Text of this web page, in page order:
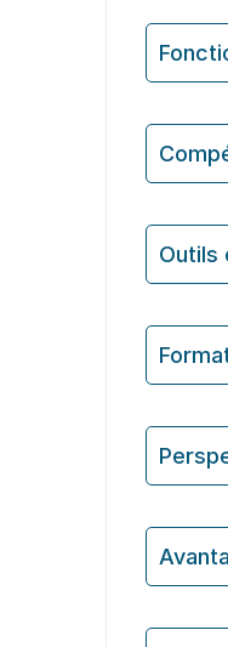
Outils